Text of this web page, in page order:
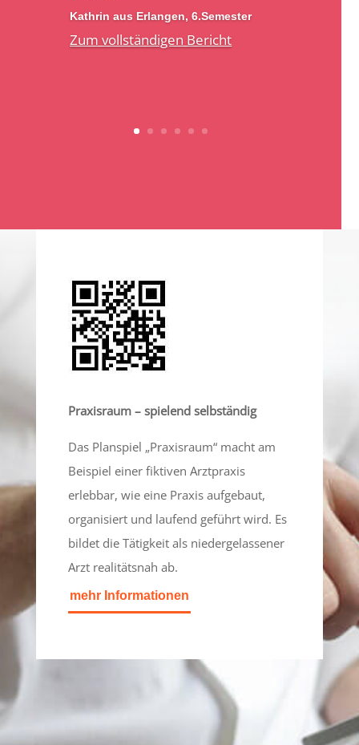
Kathrin aus Erlangen, 6.Semester
Zum vollständigen Bericht
Praxisraum – spielend selbständig
Das Planspiel „Praxisraum“ macht am
Beispiel einer fiktiven Arztpraxis
erlebbar, wie eine Praxis aufgebaut,
organisiert und laufend geführt wird. Es
bildet die Tätigkeit als niedergelassener
Arzt realitätsnah ab.
mehr Informationen